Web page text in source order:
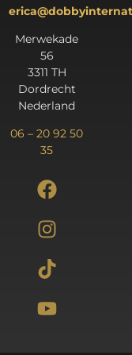
Merwekade
56
3311 TH
Dordrecht
Nederland
06 – 20 92 50
35